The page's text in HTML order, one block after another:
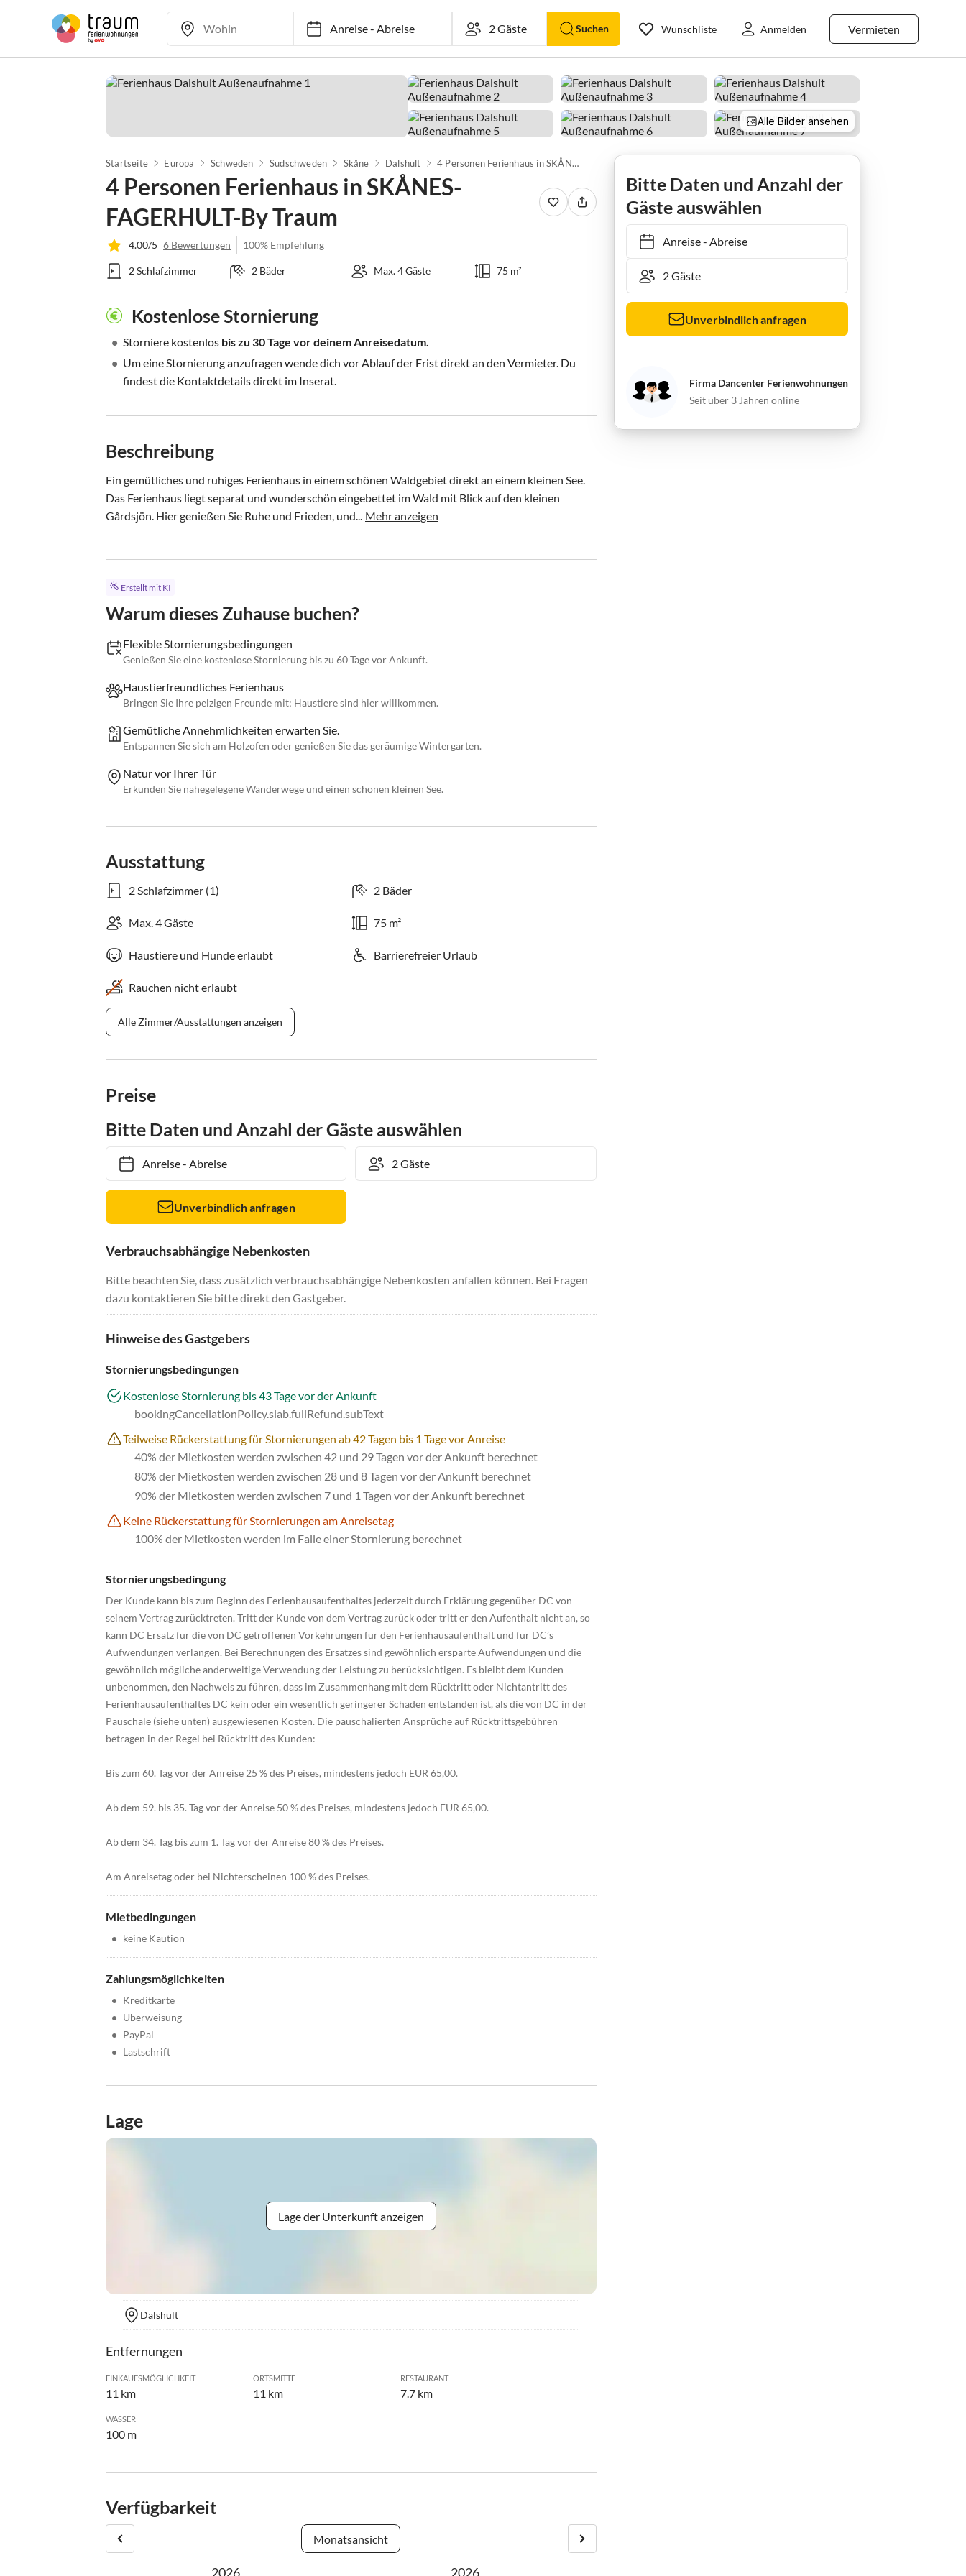
Anreise-Abreise Suchen Vermieten
Wunschliste Anmelden
Alle Bilder ansehen
Startseite Europa Schweden Südschweden Skåne Dalshult 4 Personen Ferienhaus in SKÅNES-FAGERHULT-By Traum
4 Personen Ferienhaus in SKÅNES-
FAGERHULT-By Traum
4.00/5 6 Bewertungen 100% Empfehlung
2 Schlafzimmer 2 Bäder Max. 4 Gäste 75 m²
Kostenlose Stornierung
• Storniere kostenlos bis zu 30 Tage vor deinem Anreisedatum.
• Um eine Stornierung anzufragen wende dich vor Ablauf der Frist direkt an den Vermieter. Du
findest die Kontaktdetails direkt im Inserat.
Beschreibung
Ein gemütliches und ruhiges Ferienhaus in einem schönen Waldgebiet direkt an einem kleinen See.
Das Ferienhaus liegt separat und wunderschön eingebettet im Wald mit Blick auf den kleinen
Gårdsjön. Hier genießen Sie Ruhe und Frieden, und... Mehr anzeigen
Erstellt mit KI
Warum dieses Zuhause buchen?
Flexible Stornierungsbedingungen
Genießen Sie eine kostenlose Stornierung bis zu 60 Tage vor Ankunft.
Haustierfreundliches Ferienhaus
Bringen Sie Ihre pelzigen Freunde mit; Haustiere sind hier willkommen.
Gemütliche Annehmlichkeiten erwarten Sie.
Entspannen Sie sich am Holzofen oder genießen Sie das geräumige Wintergarten.
Natur vor Ihrer Tür
Erkunden Sie nahegelegene Wanderwege und einen schönen kleinen See.
Ausstattung
2 Schlafzimmer (1) 2 Bäder
Max. 4 Gäste 75 m²
Haustiere und Hunde erlaubt Barrierefreier Urlaub
Rauchen nicht erlaubt
Alle Zimmer/Ausstattungen anzeigen
Preise
Bitte Daten und Anzahl der Gäste auswählen
Anreise- Abreise
Unverbindlich anfragen
Verbrauchsabhängige Nebenkosten
Bitte beachten Sie, dass zusätzlich verbrauchsabhängige Nebenkosten anfallen können. Bei Fragen
dazu kontaktieren Sie bitte direkt den Gastgeber.
Hinweise des Gastgebers
Stornierungsbedingungen
Kostenlose Stornierung bis 43 Tage vor der Ankunft
bookingCancellationPolicy.slab.fullRefund.subText
Teilweise Rückerstattung für Stornierungen ab 42 Tagen bis 1 Tage vor Anreise
40% der Mietkosten werden zwischen 42 und 29 Tagen vor der Ankunft berechnet
80% der Mietkosten werden zwischen 28 und 8 Tagen vor der Ankunft berechnet
90% der Mietkosten werden zwischen 7 und 1 Tagen vor der Ankunft berechnet
Keine Rückerstattung für Stornierungen am Anreisetag
100% der Mietkosten werden im Falle einer Stornierung berechnet
Stornierungsbedingung
Der Kunde kann bis zum Beginn des Ferienhausaufenthaltes jederzeit durch Erklärung gegenüber DC von
seinem Vertrag zurücktreten. Tritt der Kunde von dem Vertrag zurück oder tritt er den Aufenthalt nicht an, so
kann DC Ersatz für die von DC getroffenen Vorkehrungen für den Ferienhausaufenthalt und für DC’s
Aufwendungen verlangen. Bei Berechnungen des Ersatzes sind gewöhnlich ersparte Aufwendungen und die
gewöhnlich mögliche anderweitige Verwendung der Leistung zu berücksichtigen. Es bleibt dem Kunden
unbenommen, den Nachweis zu führen, dass im Zusammenhang mit dem Rücktritt oder Nichtantritt des
Ferienhausaufenthaltes DC kein oder ein wesentlich geringerer Schaden entstanden ist, als die von DC in der
Pauschale (siehe unten) ausgewiesenen Kosten. Die pauschalierten Ansprüche auf Rücktrittsgebühren
betragen in der Regel bei Rücktritt des Kunden:
Bis zum 60. Tag vor der Anreise 25 % des Preises, mindestens jedoch EUR 65,00.
Ab dem 59. bis 35. Tag vor der Anreise 50 % des Preises, mindestens jedoch EUR 65,00.
Ab dem 34. Tag bis zum 1. Tag vor der Anreise 80 % des Preises.
Am Anreisetag oder bei Nichterscheinen 100 % des Preises.
Mietbedingungen
• keine Kaution
Zahlungsmöglichkeiten
• Kreditkarte
• Überweisung
• PayPal
• Lastschrift
Lage
Lage der Unterkunft anzeigen
Dalshult
Entfernungen
EINKAUFSMÖGLICHKEIT
11 km
ORTSMITTE
11 km
RESTAURANT
7.7 km
WASSER
100 m
Verfügbarkeit
Monatsansicht
2026 2026
Bitte Daten und Anzahl der
Gäste auswählen
Anreise- Abreise
Unverbindlich anfragen
Firma Dancenter Ferienwohnungen
Seit über 3 Jahren online